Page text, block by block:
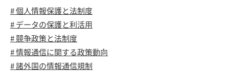
# 個人情報保護と法制度
# データの保護と利活用
# 競争政策と法制度
# 情報通信に関する政策動向
# 諸外国の情報通信規制